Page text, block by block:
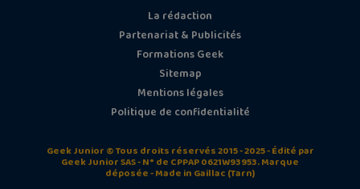
La rédaction
Partenariat & Publicités
Formations Geek
Sitemap
Mentions légales
Politique de confidentialité
Geek Junior © Tous droits réservés 2015 - 2025 - Édité par
Geek Junior SAS - N° de CPPAP 0621W93953. Marque
déposée - Made in Gaillac (Tarn)